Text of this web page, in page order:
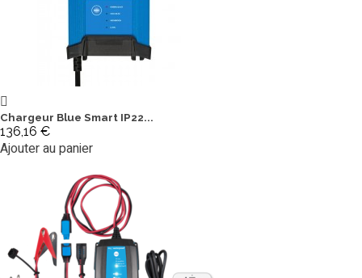
Chargeur Blue Smart IP22...
136,16 €
Ajouter au panier